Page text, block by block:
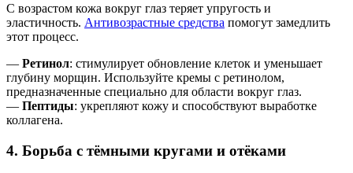
С возрастом кожа вокруг глаз теряет упругость и
эластичность. Антивозрастные средства помогут замедлить
этот процесс.
— Ретинол: стимулирует обновление клеток и уменьшает
глубину морщин. Используйте кремы с ретинолом,
предназначенные специально для области вокруг глаз.
— Пептиды: укрепляют кожу и способствуют выработке
коллагена.
4. Борьба с тёмными кругами и отёками